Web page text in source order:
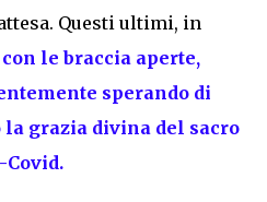
Questi ultimi, in
le braccia aperte,
sperando di
grazia divina del sacro
Covid.